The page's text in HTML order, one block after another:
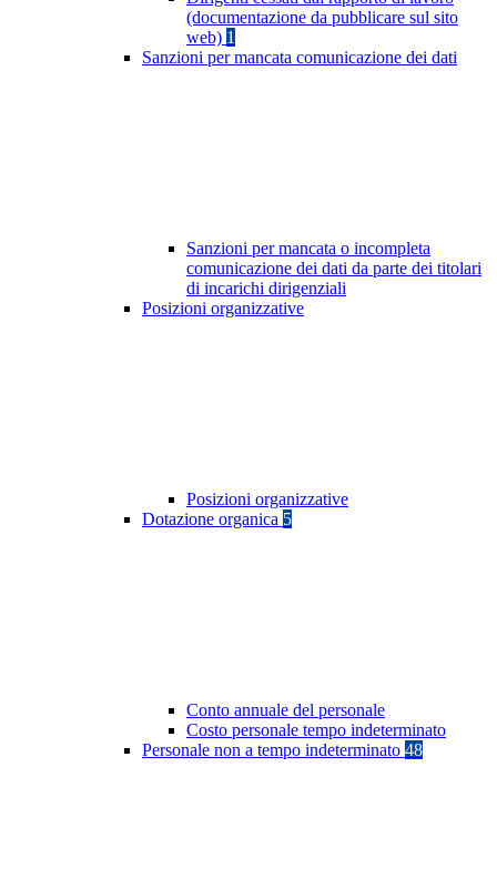
(documentazione da pubblicare sul sito
web) 1
Sanzioni per mancata comunicazione dei dati
Sanzioni per mancata o incompleta
comunicazione dei dati da parte dei titolari
di incarichi dirigenziali
Posizioni organizzative
Posizioni organizzative
Dotazione organica 5
Conto annuale del personale
Costo personale tempo indeterminato
Personale non a tempo indeterminato 48